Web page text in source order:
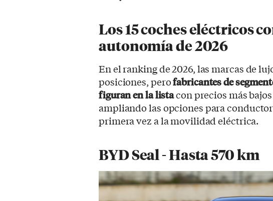
Los 15 coches eléctricos
autonomía de 2026
En el ranking de 2026, las marcas de
posiciones, perofabricantes de
figuran en la listacon precios más
ampliando las opciones para
primera vez a la movilidad eléctrica.
BYD Seal - Hasta 570 km